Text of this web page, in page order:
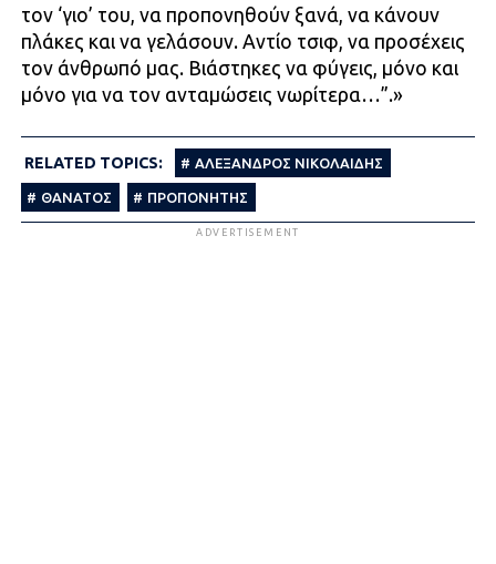
τον ‘γιο’ του, να προπονηθούν ξανά, να κάνουν
πλάκες και να γελάσουν. Αντίο τσιφ, να προσέχεις
τον άνθρωπό μας. Βιάστηκες να φύγεις, μόνο και
μόνο για να τον ανταμώσεις νωρίτερα…”.»
RELATED TOPICS: ΑΛΕΞΑΝΔΡΟΣ ΝΙΚΟΛΑΙΔΗΣ
ΘΑΝΑΤΟΣ ΠΡΟΠΟΝΗΤΗΣ
ADVERTISEMENT